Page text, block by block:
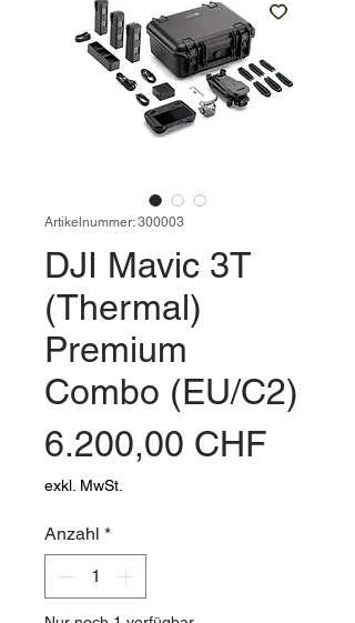
Artikelnummer: 300003
DJI Mavic 3T
(Thermal)
Premium
Combo (EU/C2)
6.200,00 CHF
exkl. MwSt.
Anzahl *